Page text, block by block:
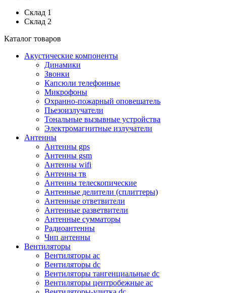
Склад 1
Склад 2
Каталог товаров
Акустические компоненты
Динамики
Звонки
Капсюли телефонные
Микрофоны
Охранно-пожарный оповещатель
Пьезоизлучатели
Тональные вызывные устройства
Электромагнитные излучатели
Антенны
Антенны gps
Антенны gsm
Антенны wifi
Антенны тв
Антенны телескопические
Антенные делители (сплиттеры)
Антенные ответвители
Антенные разветвители
Антенные сумматоры
Радиоантенны
Чип антенны
Вентиляторы
Вентиляторы ac
Вентиляторы dc
Вентиляторы тангенциальные dc
Вентиляторы центробежные ac